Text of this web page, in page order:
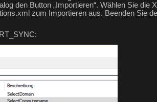
den Button „Importieren“. Wählen Sie die
zum Importieren aus. Beenden Sie